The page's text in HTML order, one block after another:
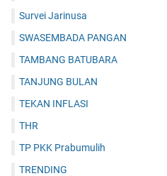
Survei Jarinusa
SWASEMBADA PANGAN
TAMBANG BATUBARA
TANJUNG BULAN
TEKAN INFLASI
THR
TP PKK Prabumulih
TRENDING